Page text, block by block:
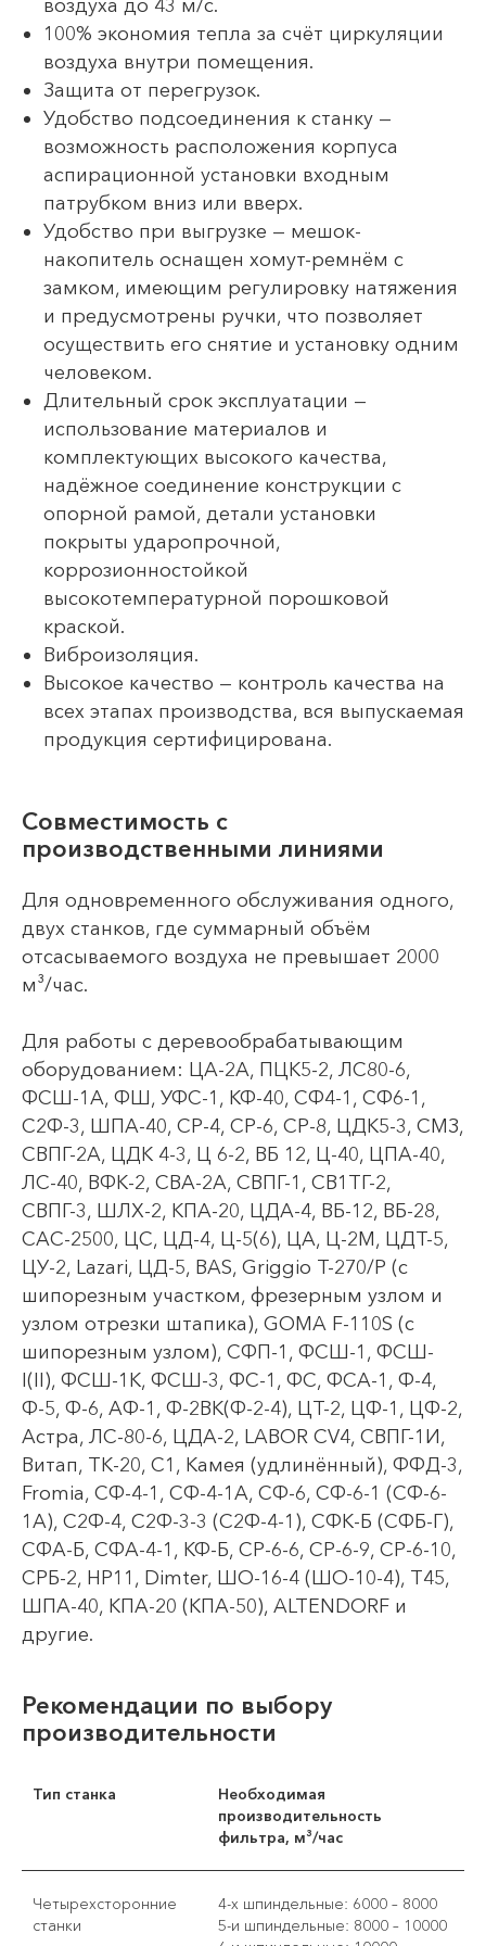
воздуха до 43 м/с.
100% экономия тепла за счёт циркуляции
воздуха внутри помещения.
Защита от перегрузок.
Удобство подсоединения к станку —
возможность расположения корпуса
аспирационной установки входным
патрубком вниз или вверх.
Удобство при выгрузке — мешок-
накопитель оснащен хомут-ремнём с
замком, имеющим регулировку натяжения
и предусмотрены ручки, что позволяет
осуществить его снятие и установку одним
человеком.
Длительный срок эксплуатации —
использование материалов и
комплектующих высокого качества,
надёжное соединение конструкции с
опорной рамой, детали установки
покрыты ударопрочной,
коррозионностойкой
высокотемпературной порошковой
краской.
Виброизоляция.
Высокое качество — контроль качества на
всех этапах производства, вся выпускаемая
продукция сертифицирована.
Совместимость с
производственными линиями
Для одновременного обслуживания одного,
двух станков, где суммарный объём
отсасываемого воздуха не превышает 2000
м³/час.
Для работы с деревообрабатывающим
оборудованием: ЦА-2А, ПЦК5-2, ЛС80-6,
ФСШ-1А, ФШ, УФС-1, КФ-40, СФ4-1, СФ6-1,
С2Ф-3, ШПА-40, СР-4, СР-6, СР-8, ЦДК5-3, СМЗ,
СВПГ-2А, ЦДК 4-3, Ц 6-2, ВБ 12, Ц-40, ЦПА-40,
ЛС-40, ВФК-2, СВА-2А, СВПГ-1, СВ1ТГ-2,
СВПГ-3, ШЛХ-2, КПА-20, ЦДА-4, ВБ-12, ВБ-28,
САС-2500, ЦС, ЦД-4, Ц-5(6), ЦА, Ц-2М, ЦДТ-5,
ЦУ-2, Lazari, ЦД-5, BAS, Griggio Т-270/Р (с
шипорезным участком, фрезерным узлом и
узлом отрезки штапика), GOMA F-110S (с
шипорезным узлом), СФП-1, ФСШ-1, ФСШ-
I(II), ФСШ-1К, ФСШ-3, ФС-1, ФС, ФСА-1, Ф-4,
Ф-5, Ф-6, АФ-1, Ф-2ВК(Ф-2-4), ЦТ-2, ЦФ-1, ЦФ-2,
Астра, ЛС-80-6, ЦДА-2, LABOR CV4, СВПГ-1И,
Витап, ТК-20, С1, Камея (удлинённый), ФФД-3,
Fromia, СФ-4-1, СФ-4-1А, СФ-6, СФ-6-1 (СФ-6-
1А), С2Ф-4, С2Ф-3-3 (С2Ф-4-1), СФК-Б (СФБ-Г),
СФА-Б, СФА-4-1, КФ-Б, СР-6-6, СР-6-9, СР-6-10,
СРБ-2, НР11, Dimter, ШО-16-4 (ШО-10-4), Т45,
ШПА-40, КПА-20 (КПА-50), ALTENDORF и
другие.
Рекомендации по выбору
производительности
Тип станка
Необходимая
производительность
фильтра, м³/час
Четырехсторонние
станки
4-х шпиндельные: 6000 – 8000
5-и шпиндельные: 8000 – 10000